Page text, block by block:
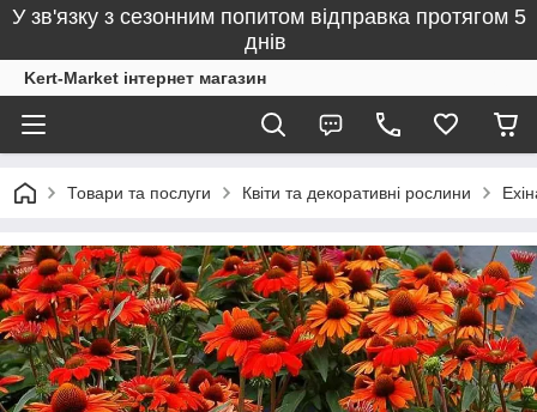
У зв'язку з сезонним попитом відправка протягом 5
днів
Kert-Market інтернет магазин
Товари та послуги Квіти та декоративні рослини